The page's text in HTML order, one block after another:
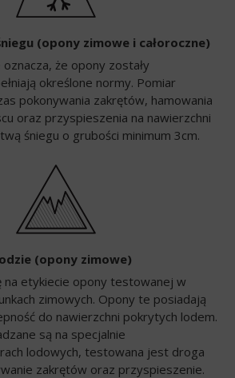
(opony zimowe i całoroczne)
że opony zostały
określone normy. Pomiar
pokonywania zakrętów, hamowania
oraz przyspieszenia na nawierzchni
śniegu o grubości minimum 3cm.
(opony zimowe)
na etykiecie opony testowanej w
zimowych. Opony te posiadają
do nawierzchni pokrytych lodem.
są na specjalnie
lodowych, testowana jest droga
zakrętów oraz przyspieszenie.